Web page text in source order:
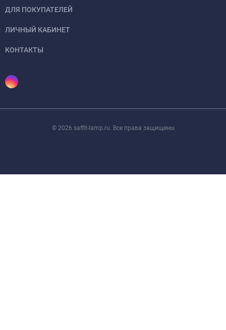
ДЛЯ ПОКУПАТЕЛЕЙ
ЛИЧНЫЙ КАБИНЕТ
КОНТАКТЫ
© 2026 saffit-lamp.ru. Все права защищены